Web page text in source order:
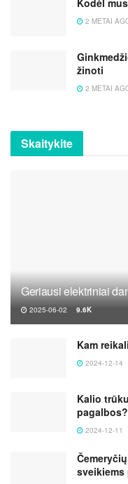
2 METAI
žinoti
2 METAI
Skaitykite
Geriausi elektriniai
2025-06-02 9.6K
Kam
2024-12-14
Kalio
pagalbos?
2024-12-11
sveikiems